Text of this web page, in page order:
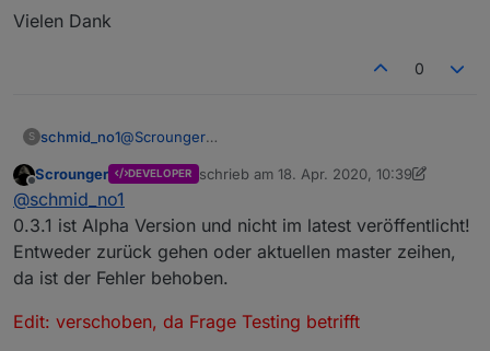
Vielen Dank
0
S schmid_no1@Scrounger
Habe gestern Abend deinen Adapter geupdatet
auf 0.3.1
Jetzt habe ich das Problem dass die Topbar
Die 1 Seite wird wie gewohnt angezeigt, die
Navigation zu einem anderen View funktionit nicht
Auf Version 0.2.76 ist alles reibungslos gelaufen.
Edit: verschoben, da Frage Testing betrifft
Offline
Scrounger DEVELOPER schrieb am 18. Apr. 2020, 10:39
zuletzt editiert von Scrounger
@schmid_no1
0.3.1 ist Alpha Version und nicht im latest veröffentlicht!
Entweder zurück gehen oder aktuellen master zeihen,
da ist der Fehler behoben.
Edit: verschoben, da Frage Testing betrifft